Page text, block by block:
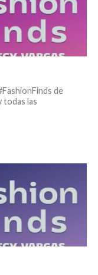
de
todas las